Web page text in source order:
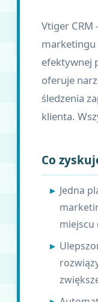
Vtiger CRM
marketingu
efektywnej
oferuje
śledzenia
klienta.
Co
Jedna
miejscu